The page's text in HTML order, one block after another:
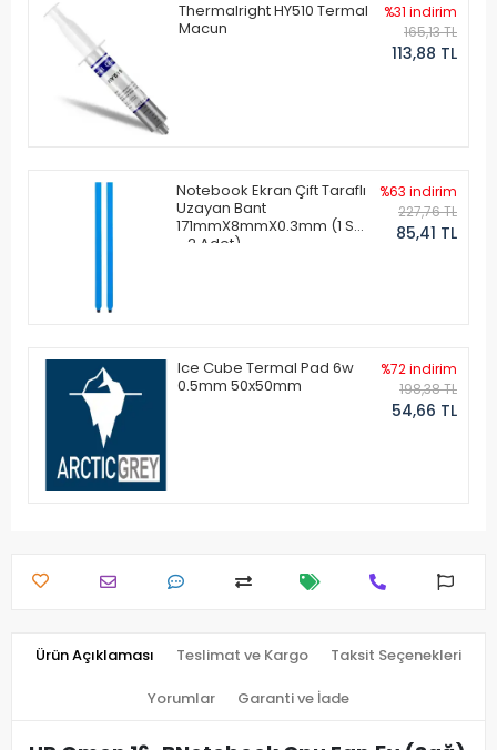
Thermalright HY510 Termal
Macun
%31 indirim
165,13 TL
113,88 TL
Notebook Ekran Çift Taraflı
Uzayan Bant
171mmX8mmX0.3mm (1 Set
- 2 Adet)
%63 indirim
227,76 TL
85,41 TL
Ice Cube Termal Pad 6w
0.5mm 50x50mm
%72 indirim
198,38 TL
54,66 TL
Ürün Açıklaması Teslimat ve Kargo Taksit Seçenekleri
Yorumlar Garanti ve İade